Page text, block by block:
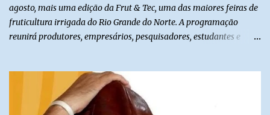
agosto, mais uma edição da Frut & Tec, uma das maiores feiras de
fruticultura irrigada do Rio Grande do Norte. A programação
reunirá produtores, empresários, pesquisadores, estudantes e
instituições e tecnologias voltadas ao setor. Além das atividades
técnicas, a feira contará com programação cultural. No dia 20 de
agosto, o público poderá prestigiar o show de humor com Mução,